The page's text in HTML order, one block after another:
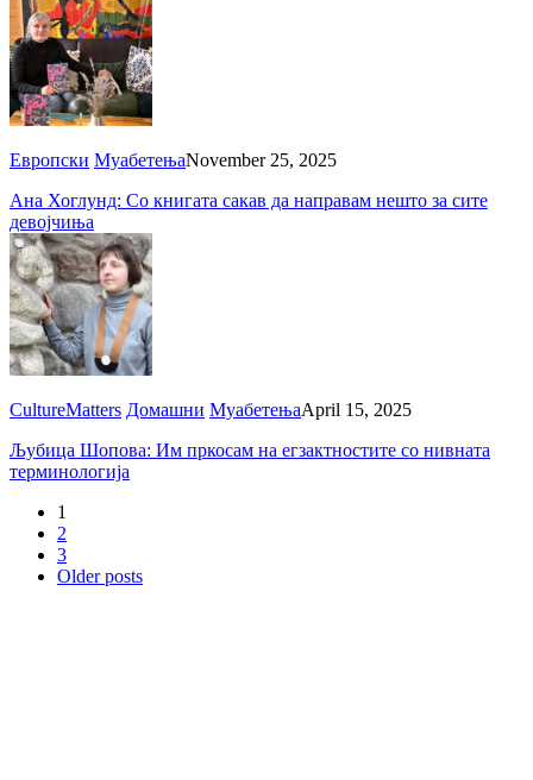
Европски МуабетењаNovember 25, 2025
Ана Хоглунд: Со книгата сакав да направам нешто за сите
девојчиња
CultureMatters Домашни МуабетењаApril 15, 2025
Љубица Шопова: Им пркосам на егзактностите со нивната
терминологија
1
2
3
Older posts